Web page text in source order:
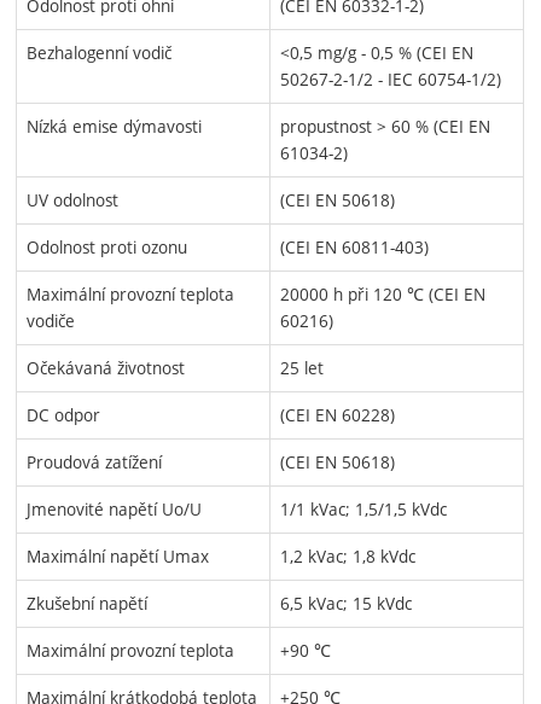
Odolnost proti ohni (CEI EN 60332-1-2)
Bezhalogenní vodič
<0,5 mg/g - 0,5 % (CEI EN
50267-2-1/2 - IEC 60754-1/2)
Nízká emise dýmavosti
propustnost > 60 % (CEI EN
61034-2)
UV odolnost (CEI EN 50618)
Odolnost proti ozonu (CEI EN 60811-403)
Maximální provozní teplota
vodiče
20000 h při 120 ℃ (CEI EN
60216)
Očekávaná životnost 25 let
DC odpor (CEI EN 60228)
Proudová zatížení (CEI EN 50618)
Jmenovité napětí Uo/U 1/1 kVac; 1,5/1,5 kVdc
Maximální napětí Umax 1,2 kVac; 1,8 kVdc
Zkušební napětí 6,5 kVac; 15 kVdc
Maximální provozní teplota +90 ℃
Maximální krátkodobá teplota +250 ℃